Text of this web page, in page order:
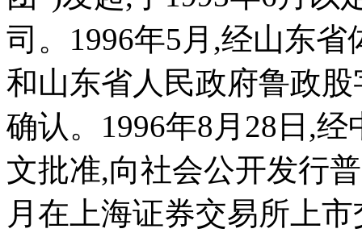
司。1996年5月,经山东
和山东省人民政府鲁政
确认。1996年8月28日,
文批准,向社会公开发行
月在上海证券交易所上